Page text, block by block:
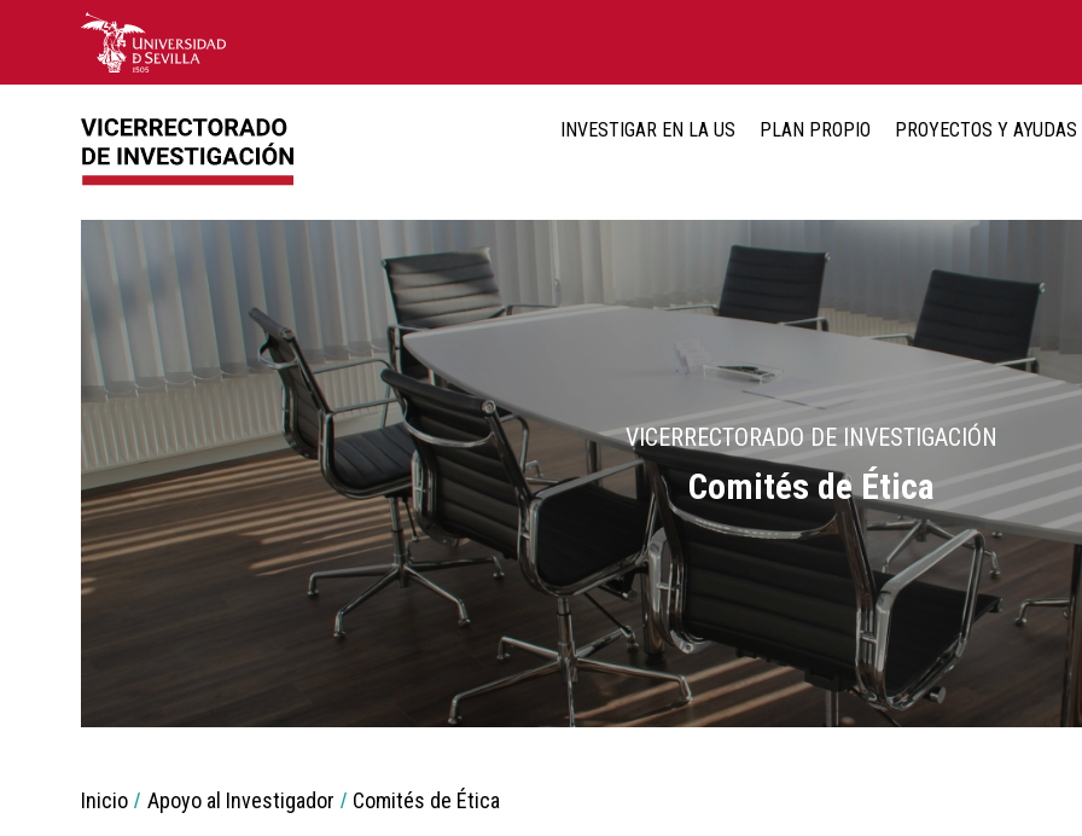
INVESTIGAR EN LA US PLAN PROPIO PROYECTOS Y AYUDAS
VICERRECTORADO DE INVESTIGACIÓN
Comités de Ética
Breadcrumbs
You
Inicio Apoyo al Investigador Comités de Ética